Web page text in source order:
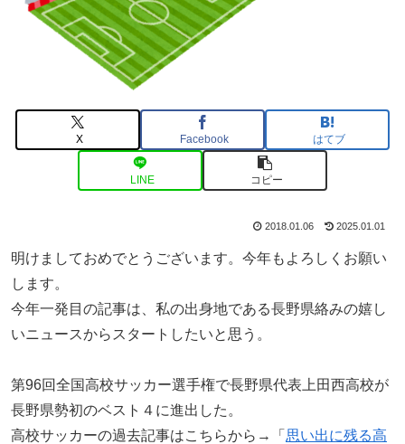
X Facebook はてブ
LINE コピー
2018.01.06 2025.01.01
明けましておめでとうございます。今年もよろしくお願い
します。
今年一発目の記事は、私の出身地である長野県絡みの嬉し
いニュースからスタートしたいと思う。
第96回全国高校サッカー選手権で長野県代表上田西高校が
長野県勢初のベスト４に進出した。
高校サッカーの過去記事はこちらから→「 思い出に残る高